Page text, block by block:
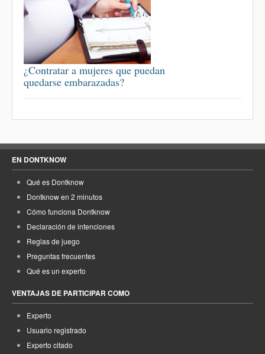
¿Contratar a mujeres que puedan
quedarse embarazadas?
EN DONTKNOW
Qué es Dontknow
Dontknow en 2 minutos
Cómo funciona Dontknow
Declaración de intenciones
Reglas de juego
Preguntas frecuentes
Qué es un experto
VENTAJAS DE PARTICIPAR COMO
Experto
Usuario registrado
Experto citado